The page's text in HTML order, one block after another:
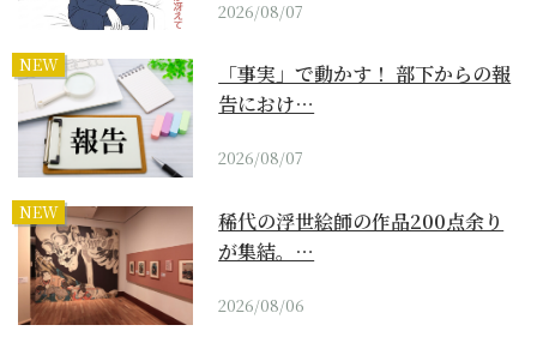
2026/08/07
NEW
「事実」で動かす！ 部下からの報
告におけ…
2026/08/07
NEW
稀代の浮世絵師の作品200点余り
が集結。…
2026/08/06